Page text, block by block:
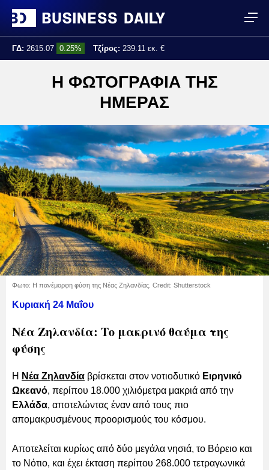
ΓΔ: 2615.07 0.25% Τζίρος: 239.11 εκ. €
Η ΦΩΤΟΓΡΑΦΙΑ ΤΗΣ
ΗΜΕΡΑΣ
Φωτο: Η πανέμορφη φύση της Νέας Ζηλανδίας. Credit: Shutterstock
Κυριακή 24 Μαΐου
Νέα Ζηλανδία: Το μακρινό θαύμα της
φύσης
Νέα Ζηλανδία βρίσκεται στον νοτιοδυτικό Ειρηνικό
Ωκεανό, περίπου 18.000 χιλιόμετρα μακριά από την
Ελλάδα, αποτελώντας έναν από τους πιο
απομακρυσμένους προορισμούς του κόσμου.
Αποτελείται κυρίως από δύο μεγάλα νησιά, το Βόρειο και
το Νότιο, και έχει έκταση περίπου 268.000 τετραγωνικά